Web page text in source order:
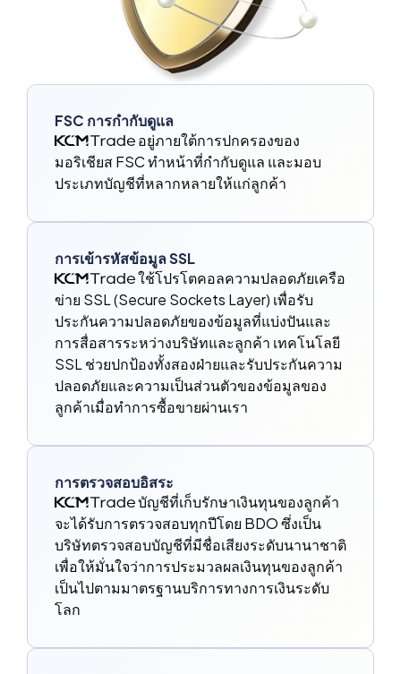
FSC การกำกับดูแล
อยู่ภายใต้การปกครองของ
มอริเชียส FSC ทำหน้าที่กำกับดูแล และมอบ
ประเภทบัญชีที่หลากหลายให้แก่ลูกค้า
การเข้ารหัสข้อมูล SSL
ใช้โปรโตคอลความปลอดภัยเครือ
ข่าย SSL (Secure Sockets Layer) เพื่อรับ
ประกันความปลอดภัยของข้อมูลที่แบ่งปันและ
การสื่อสารระหว่างบริษัทและลูกค้า เทคโนโลยี
SSL ช่วยปกป้องทั้งสองฝ่ายและรับประกันความ
ปลอดภัยและความเป็นส่วนตัวของข้อมูลของ
ลูกค้าเมื่อทำการซื้อขายผ่านเรา
การตรวจสอบอิสระ
บัญชีที่เก็บรักษาเงินทุนของลูกค้า
จะได้รับการตรวจสอบทุกปีโดย BDO ซึ่งเป็น
บริษัทตรวจสอบบัญชีที่มีชื่อเสียงระดับนานาชาติ
เพื่อให้มั่นใจว่าการประมวลผลเงินทุนของลูกค้า
เป็นไปตามมาตรฐานบริการทางการเงินระดับ
โลก